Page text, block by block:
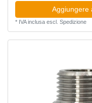
Aggiungere
* IVA inclusaescl. Spedizione